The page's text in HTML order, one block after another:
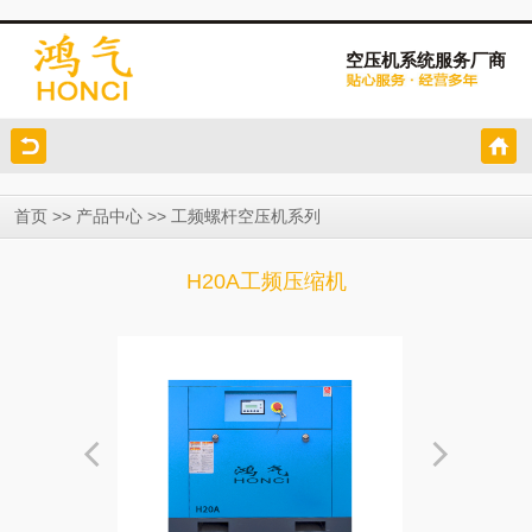
空压机系统服务厂商
首页 >> 产品中心 >> 工频螺杆空压机系列
H20A工频压缩机